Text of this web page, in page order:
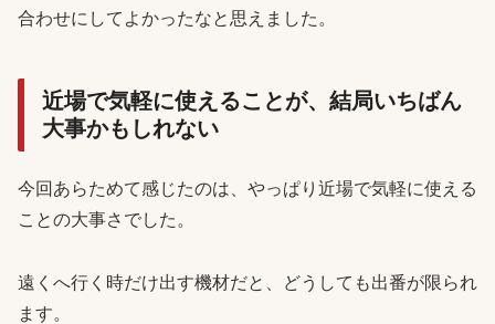
合わせにしてよかったなと思えました。
近場で気軽に使えることが、結局いちばん
大事かもしれない
今回あらためて感じたのは、やっぱり近場で気軽に使える
ことの大事さでした。
遠くへ行く時だけ出す機材だと、どうしても出番が限られ
ます。